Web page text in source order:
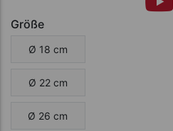
Größe
Ø 18 cm
Ø 22 cm
Ø 26 cm